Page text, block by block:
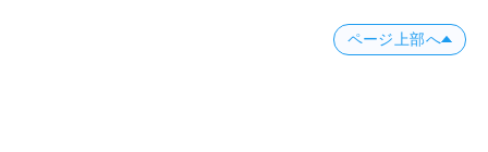
ページ上部へ